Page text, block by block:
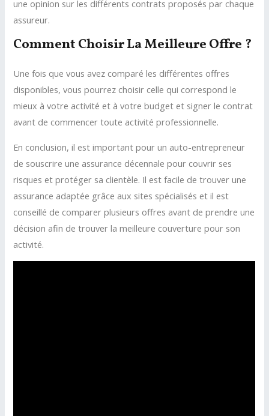
une opinion sur les différents contrats proposés par chaque
assureur.
Comment Choisir La Meilleure Offre ?
Une fois que vous avez comparé les différentes offres
disponibles, vous pourrez choisir celle qui correspond le
mieux à votre activité et à votre budget et signer le contrat
avant de commencer toute activité professionnelle.
En conclusion, il est important pour un auto-entrepreneur
de souscrire une assurance décennale pour couvrir ses
risques et protéger sa clientèle. Il est facile de trouver une
assurance adaptée grâce aux sites spécialisés et il est
conseillé de comparer plusieurs offres avant de prendre une
décision afin de trouver la meilleure couverture pour son
activité.